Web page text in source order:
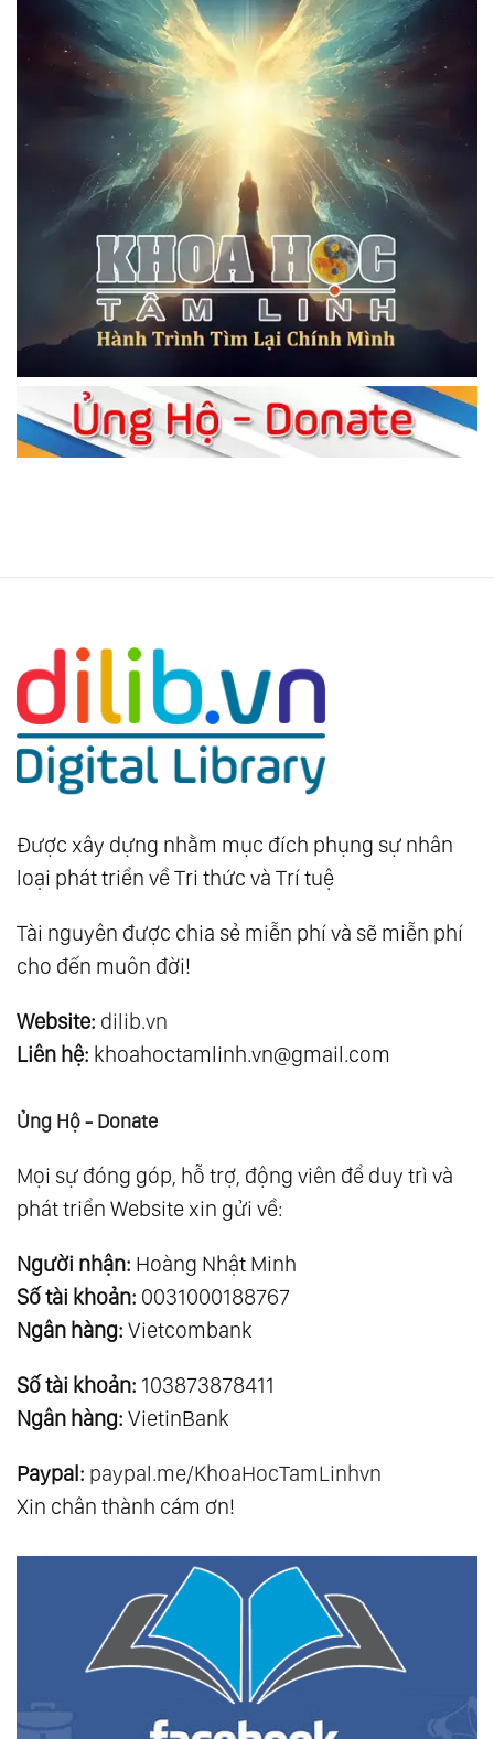
Được xây dựng nhằm mục đích phụng sự nhân
loại phát triển về Tri thức và Trí tuệ
Tài nguyên được chia sẻ miễn phí và sẽ miễn phí
cho đến muôn đời!
Website: dilib.vn
Liên hệ: khoahoctamlinh.vn@gmail.com
Ủng Hộ - Donate
Mọi sự đóng góp, hỗ trợ, động viên để duy trì và
phát triển Website xin gửi về:
Người nhận: Hoàng Nhật Minh
Số tài khoản: 0031000188767
Ngân hàng: Vietcombank
Số tài khoản: 103873878411
Ngân hàng: VietinBank
Paypal: paypal.me/KhoaHocTamLinhvn
Xin chân thành cám ơn!